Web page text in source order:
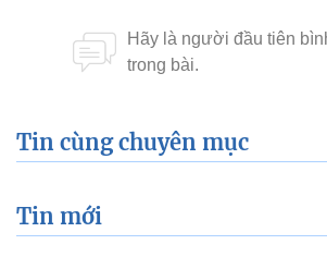
Tin cùng chuyên mục
Tin mới